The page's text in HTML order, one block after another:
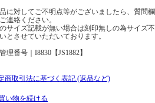
に対してご不明点等がございましたら、質問欄
連絡ください。
サイズ記載が無い場合は刻印無しの為サイズ不
とさせていただいております。
理番号｜I8830【JS1882】
商取引法に基づく表記 (返品など)
い物を続ける